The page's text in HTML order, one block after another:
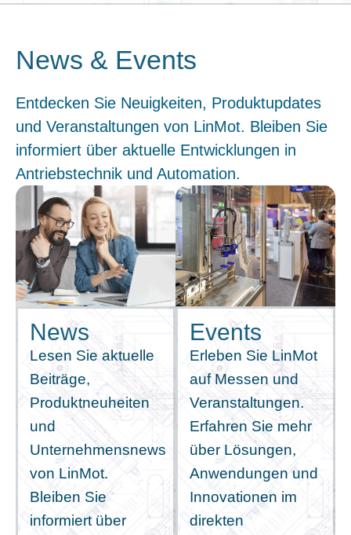
News & Events
Entdecken Sie Neuigkeiten, Produktupdates
und Veranstaltungen von LinMot. Bleiben Sie
informiert über aktuelle Entwicklungen in
Antriebstechnik und Automation.
News
Lesen Sie aktuelle
Beiträge,
Produktneuheiten
und
Unternehmensnews
von LinMot.
Bleiben Sie
informiert über
Events
Erleben Sie LinMot
auf Messen und
Veranstaltungen.
Erfahren Sie mehr
über Lösungen,
Anwendungen und
Innovationen im
direkten